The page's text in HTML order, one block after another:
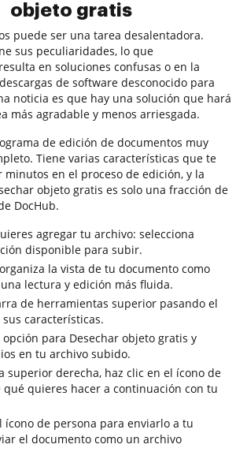
objeto gratis
puede ser una tarea desalentadora.
sus peculiaridades, lo que
en soluciones confusas o en la
de software desconocido para
noticia es que hay una solución que hará
más agradable y menos arriesgada.
de edición de documentos muy
Tiene varias características que te
en el proceso de edición, y la
objeto gratis es solo una fracción de
DocHub.
agregar tu archivo: selecciona
disponible para subir.
la vista de tu documento como
lectura y edición más fluida.
de herramientas superior pasando el
características.
para Desechar objeto gratis y
en tu archivo subido.
superior derecha, haz clic en el ícono de
qué quieres hacer a continuación con tu
ícono de persona para enviarlo a tu
el documento como un archivo